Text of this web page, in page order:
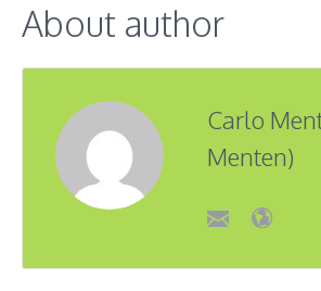
About author
Carlo
Menten)